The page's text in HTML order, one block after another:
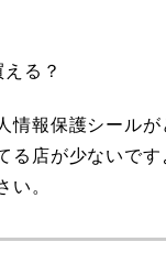
る？
情報保護シール
る店が少ないで
い。